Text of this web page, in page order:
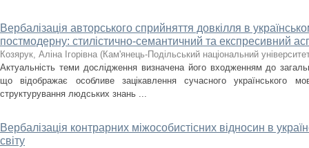
Вербалізація авторського сприйняття довкілля в
постмодерну: стилістично-семантичний та експресивний
Козярук, Аліна Ігорівна (Кам'янець-Подільський національний
Актуальність теми дослідження визначена його входженням до
що відображає особливе зацікавлення сучасного українського
структурування людських знань ...
Вербалізація контрарних міжособистісних відносин в
світу